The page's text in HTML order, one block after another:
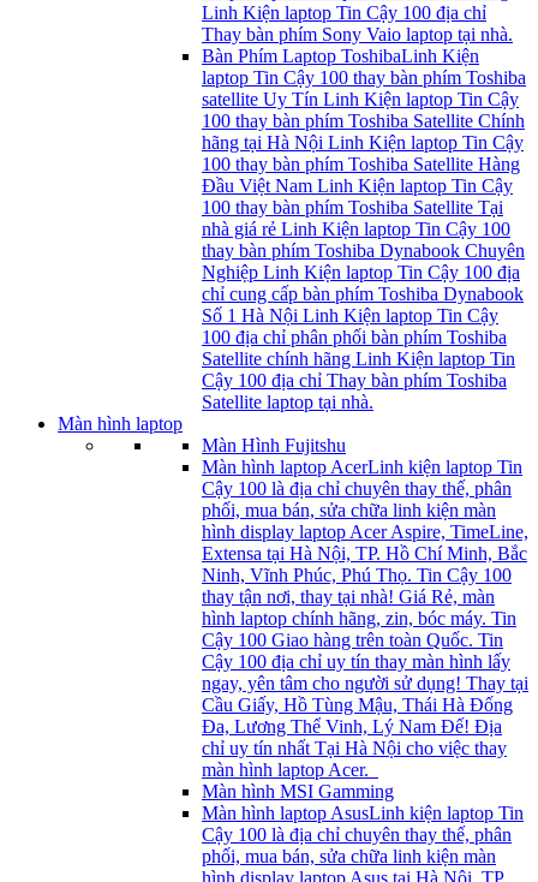
Linh Kiện laptop Tin Cậy 100 địa chỉ
Thay bàn phím Sony Vaio laptop tại nhà.
Bàn Phím Laptop ToshibaLinh Kiện
laptop Tin Cậy 100 thay bàn phím Toshiba
satellite Uy Tín Linh Kiện laptop Tin Cậy
100 thay bàn phím Toshiba Satellite Chính
hãng tại Hà Nội Linh Kiện laptop Tin Cậy
100 thay bàn phím Toshiba Satellite Hàng
Đầu Việt Nam Linh Kiện laptop Tin Cậy
100 thay bàn phím Toshiba Satellite Tại
nhà giá rẻ Linh Kiện laptop Tin Cậy 100
thay bàn phím Toshiba Dynabook Chuyên
Nghiệp Linh Kiện laptop Tin Cậy 100 địa
chỉ cung cấp bàn phím Toshiba Dynabook
Số 1 Hà Nội Linh Kiện laptop Tin Cậy
100 địa chỉ phân phối bàn phím Toshiba
Satellite chính hãng Linh Kiện laptop Tin
Cậy 100 địa chỉ Thay bàn phím Toshiba
Satellite laptop tại nhà.
Màn hình laptop
Màn Hình Fujitshu
Màn hình laptop AcerLinh kiện laptop Tin
Cậy 100 là địa chỉ chuyên thay thế, phân
phối, mua bán, sửa chữa linh kiện màn
hình display laptop Acer Aspire, TimeLine,
Extensa tại Hà Nội, TP. Hồ Chí Minh, Bắc
Ninh, Vĩnh Phúc, Phú Thọ. Tin Cậy 100
thay tận nơi, thay tại nhà! Giá Rẻ, màn
hình laptop chính hãng, zin, bóc máy. Tin
Cậy 100 Giao hàng trên toàn Quốc. Tin
Cậy 100 địa chỉ uy tín thay màn hình lấy
ngay, yên tâm cho người sử dụng! Thay tại
Cầu Giấy, Hồ Tùng Mậu, Thái Hà Đống
Đa, Lương Thể Vinh, Lý Nam Đế! Địa
chỉ uy tín nhất Tại Hà Nội cho việc thay
màn hình laptop Acer.
Màn hình MSI Gamming
Màn hình laptop AsusLinh kiện laptop Tin
Cậy 100 là địa chỉ chuyên thay thế, phân
phối, mua bán, sửa chữa linh kiện màn
hình display laptop Asus tại Hà Nội, TP.